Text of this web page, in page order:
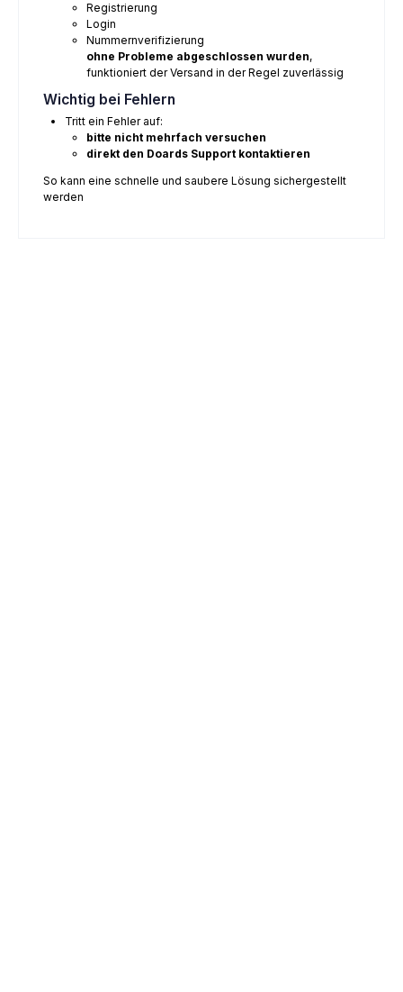
Registrierung
Login
Nummernverifizierung
ohne Probleme abgeschlossen wurden,
funktioniert der Versand in der Regel zuverlässig
Wichtig bei Fehlern
Tritt ein Fehler auf:
bitte nicht mehrfach versuchen
direkt den Doards Support kontaktieren
So kann eine schnelle und saubere Lösung sichergestellt
werden